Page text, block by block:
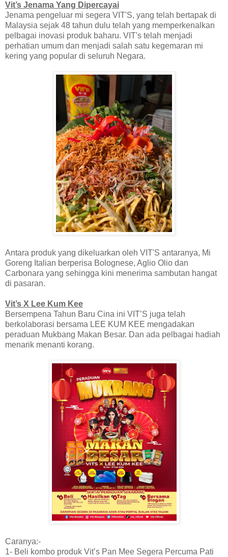
Vit’s Jenama Yang Dipercayai
Jenama pengeluar mi segera VIT'S, yang telah bertapak di
Malaysia sejak 48 tahun dulu telah yang memperkenalkan
pelbagai inovasi produk baharu. VIT's telah menjadi
perhatian umum dan menjadi salah satu kegemaran mi
kering yang popular di seluruh Negara.
Antara produk yang dikeluarkan oleh VIT'S antaranya, Mi
Goreng Italian berperisa Bolognese, Aglio Olio dan
Carbonara yang sehingga kini menerima sambutan hangat
di pasaran.
Vit’s X Lee Kum Kee
Bersempena Tahun Baru Cina ini VIT’S juga telah
berkolaborasi bersama LEE KUM KEE mengadakan
peraduan Mukbang Makan Besar. Dan ada pelbagai hadiah
menarik menanti korang.
Caranya:-
1- Beli kombo produk Vit’s Pan Mee Segera Percuma Pati